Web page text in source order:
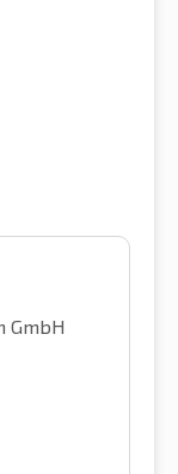
GmbH